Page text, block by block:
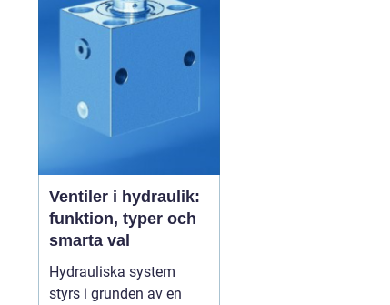
Ventiler i hydraulik:
funktion, typer och
smarta val
Hydrauliska system
styrs i grunden av en